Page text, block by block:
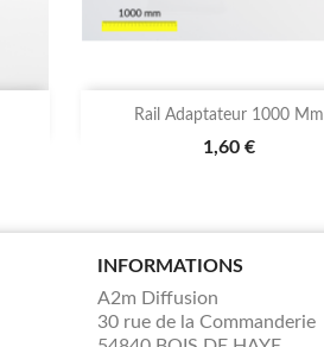
Rail Adaptateur 1000 Mm
1,60 €
Aperçu rapide
INFORMATIONS
A2m Diffusion
30 rue de la Commanderie